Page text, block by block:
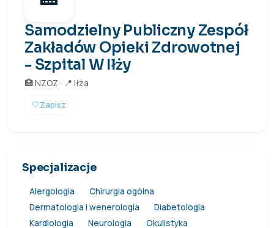
Samodzielny Publiczny Zespół
Zakładów Opieki Zdrowotnej
- Szpital W Iłży
🏥 NZOZ · 📍 Iłża
🤍Zapisz
Specjalizacje
Alergologia
Chirurgia ogólna
Dermatologia i wenerologia
Diabetologia
Kardiologia
Neurologia
Okulistyka